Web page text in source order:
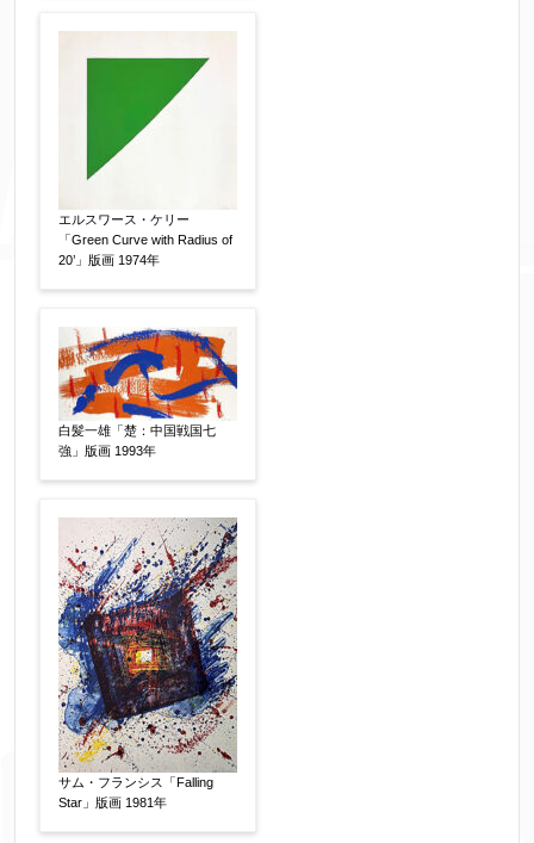
エルスワース・ケリー
「Green Curve with Radius of
20’」版画 1974年
白髪一雄「楚：中国戦国七
強」版画 1993年
サム・フランシス「Falling
Star」版画 1981年